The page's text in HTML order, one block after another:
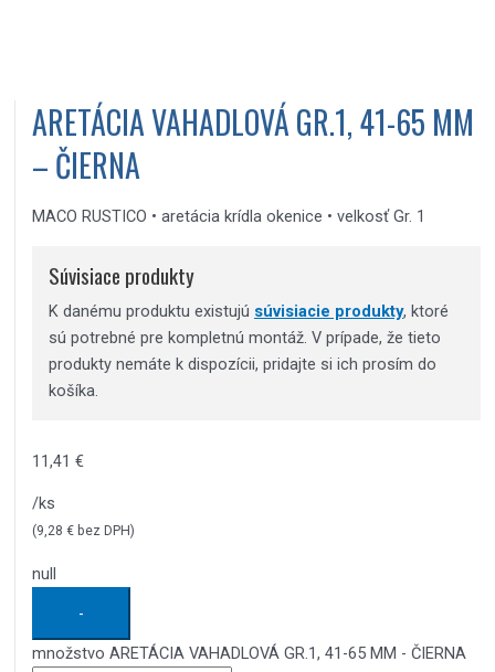
ARETÁCIA VAHADLOVÁ GR.1, 41-65 MM
– ČIERNA
MACO RUSTICO • aretácia krídla okenice • velkosť Gr. 1
Súvisiace produkty
K danému produktu existujú súvisiacie produkty, ktoré
sú potrebné pre kompletnú montáž. V prípade, že tieto
produkty nemáte k dispozícii, pridajte si ich prosím do
košíka.
11,41 €
/ks
(9,28 € bez DPH)
null
-
množstvo ARETÁCIA VAHADLOVÁ GR.1, 41-65 MM - ČIERNA